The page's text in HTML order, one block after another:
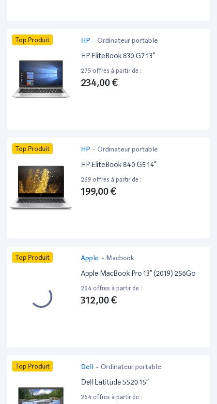
Top Produit HP - Ordinateur portable
HP EliteBook 830 G7 13”
275 offres à partir de :
234,00 €
Top Produit HP - Ordinateur portable
HP EliteBook 840 G5 14”
269 offres à partir de :
199,00 €
Top Produit Apple - Macbook
Apple MacBook Pro 13” (2019) 256Go
264 offres à partir de :
312,00 €
Top Produit Dell - Ordinateur portable
Dell Latitude 5520 15”
264 offres à partir de :